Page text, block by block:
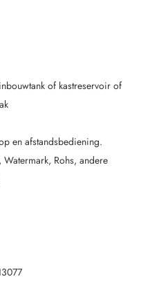
of kastreservoir of
en afstandsbediening.
Rohs, andere